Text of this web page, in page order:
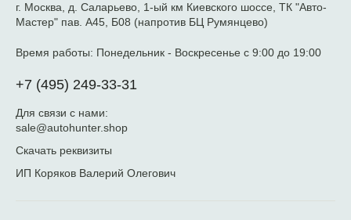
г. Москва, д. Саларьево, 1-ый км Киевского шоссе, ТК "Авто-
Мастер" пав. А45, Б08 (напротив БЦ Румянцево)
Время работы: Понедельник - Воскресенье с 9:00 до 19:00
+7 (495) 249-33-31
Для связи с нами:
sale@autohunter.shop
Скачать реквизиты
ИП Коряков Валерий Олегович